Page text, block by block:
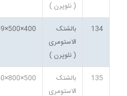
( نئوپرن )
134
بالشتک
الاستومری
( نئوپرن )
400×500×69
135
بالشتک
الاستومری
500×800×50